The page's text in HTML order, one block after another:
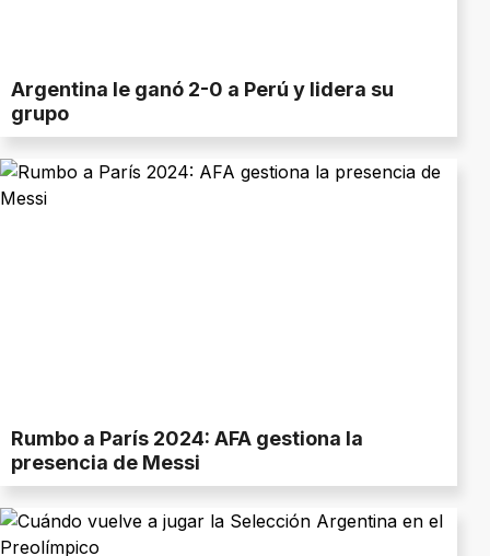
Argentina le ganó 2-0 a Perú y lidera su
grupo
Rumbo a París 2024: AFA gestiona la
presencia de Messi